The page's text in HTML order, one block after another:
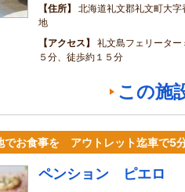
住所
北海道礼文郡礼文町大
地
アクセス
礼文島フェリータ
５分、徒歩約１５分
この施
お食事を アウトレット迄車で5
ペンション ピエロ